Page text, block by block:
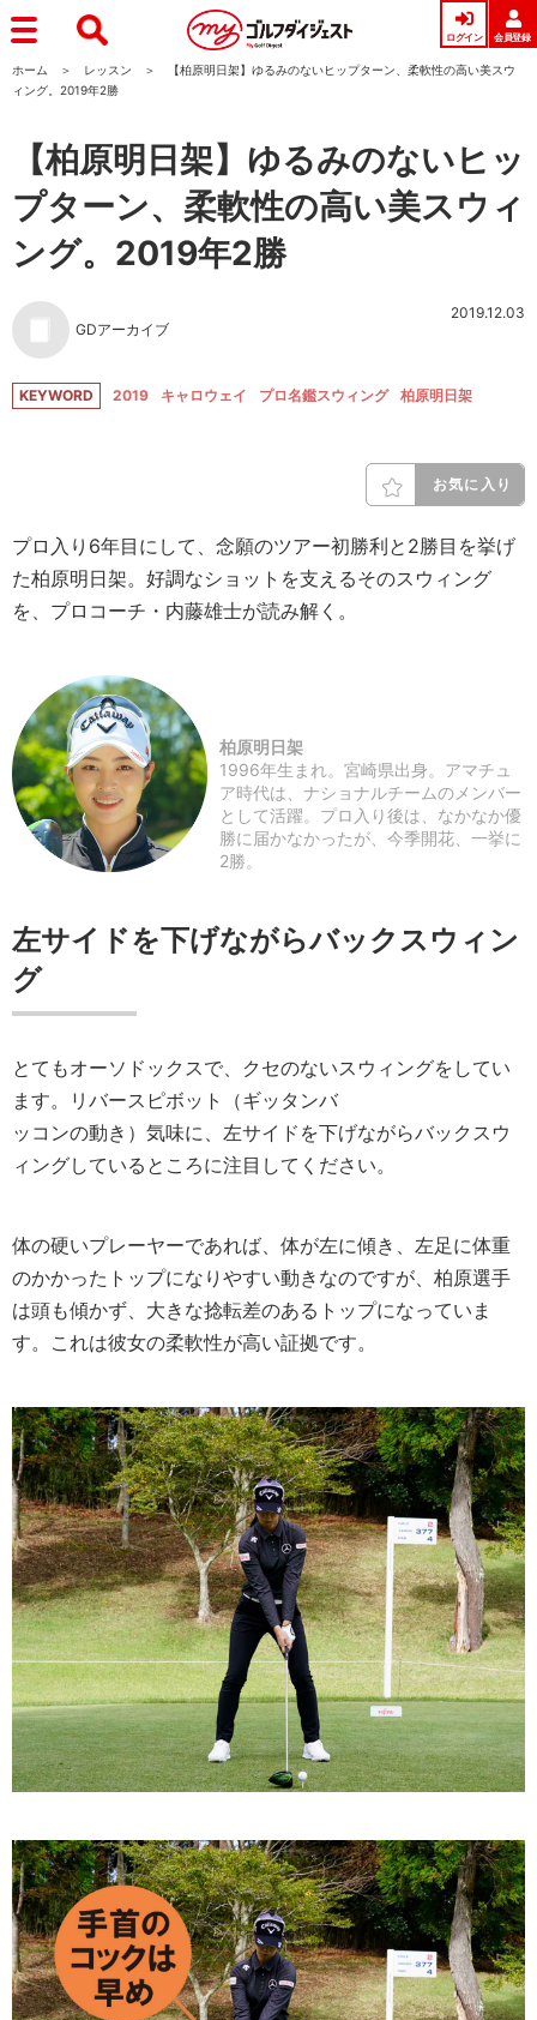
ログイン 会員登録
ホーム レッスン
【柏原明日架】ゆるみのないヒップターン、柔軟性の高い美スウ
ィング。2019年2勝
【柏原明日架】ゆるみのないヒッ
プターン、柔軟性の高い美スウィ
ング。2019年2勝
GDアーカイブ
2019.12.03
KEYWORD 2019 キャロウェイ プロ名鑑スウィング 柏原明日架
お気に入り
プロ入り6年目にして、念願のツアー初勝利と2勝目を挙げ
た柏原明日架。好調なショットを支えるそのスウィング
を、プロコーチ・内藤雄士が読み解く。
柏原明日架
1996年生まれ。宮崎県出身。アマチュ
ア時代は、ナショナルチームのメンバー
として活躍。プロ入り後は、なかなか優
勝に届かなかったが、今季開花、一挙に
2勝。
左サイドを下げながらバックスウィン
グ
とてもオーソドックスで、クセのないスウィングをしてい
ます。リバースピボット（ギッタンバ
ッコンの動き）気味に、左サイドを下げながらバックスウ
ィングしているところに注目してください。
体の硬いプレーヤーであれば、体が左に傾き、左足に体重
のかかったトップになりやすい動きなのですが、柏原選手
は頭も傾かず、大きな捻転差のあるトップになっていま
す。これは彼女の柔軟性が高い証拠です。